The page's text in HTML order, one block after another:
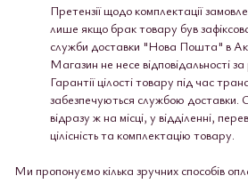
Претензії щодо комплектації
лише якщо брак товару був
служби доставки "Нова Пошта" в
Магазин не несе відповідальності
Гарантії цілості товару під час
забезпечуються службою
відразу ж на місці, у відділенні,
цілісність та комплектацію товару.
Ми пропонуємо кілька зручних способів